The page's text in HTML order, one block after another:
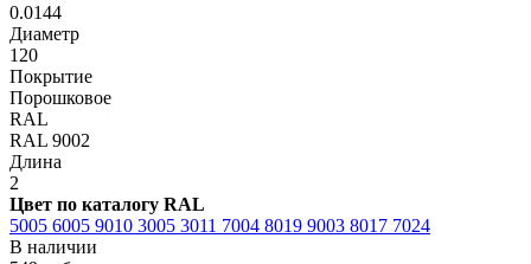
0.0144
Диаметр
120
Покрытие
Порошковое
RAL
RAL 9002
Длина
2
Цвет по каталогу RAL
5005 6005 9010 3005 3011 7004 8019 9003 8017 7024
В наличии